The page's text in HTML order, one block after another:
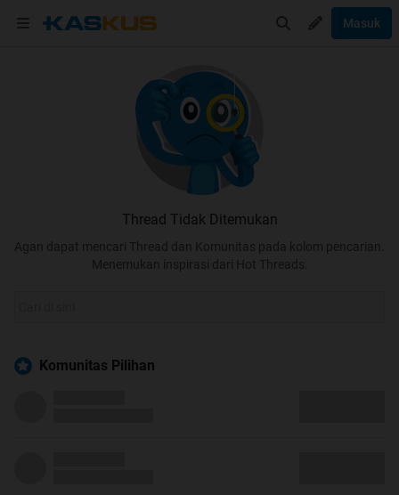
Masuk
Thread Tidak Ditemukan
Agan dapat mencari Thread dan Komunitas pada kolom pencarian.
Menemukan inspirasi dari Hot Threads.
Komunitas Pilihan